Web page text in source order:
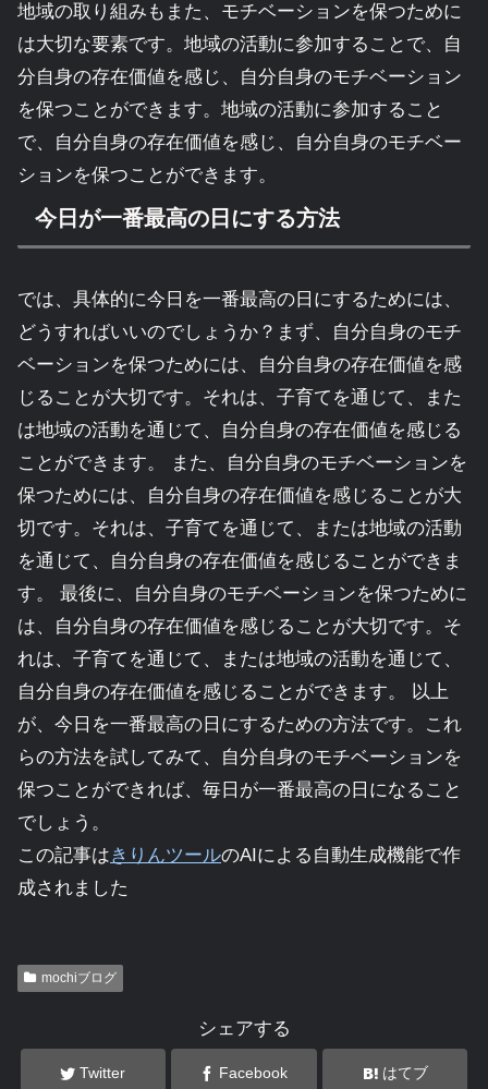
地域の取り組みもまた、モチベーションを保つために
は大切な要素です。地域の活動に参加することで、自
分自身の存在価値を感じ、自分自身のモチベーション
を保つことができます。地域の活動に参加すること
で、自分自身の存在価値を感じ、自分自身のモチベー
ションを保つことができます。
今日が一番最高の日にする方法
では、具体的に今日を一番最高の日にするためには、
どうすればいいのでしょうか？まず、自分自身のモチ
ベーションを保つためには、自分自身の存在価値を感
じることが大切です。それは、子育てを通じて、また
は地域の活動を通じて、自分自身の存在価値を感じる
ことができます。 また、自分自身のモチベーションを
保つためには、自分自身の存在価値を感じることが大
切です。それは、子育てを通じて、または地域の活動
を通じて、自分自身の存在価値を感じることができま
す。 最後に、自分自身のモチベーションを保つために
は、自分自身の存在価値を感じることが大切です。そ
れは、子育てを通じて、または地域の活動を通じて、
自分自身の存在価値を感じることができます。 以上
が、今日を一番最高の日にするための方法です。これ
らの方法を試してみて、自分自身のモチベーションを
保つことができれば、毎日が一番最高の日になること
でしょう。
この記事はきりんツールのAIによる自動生成機能で作
成されました
mochiブログ
シェアする
Twitter Facebook はてブ